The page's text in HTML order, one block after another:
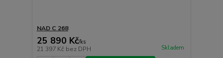
NAD C 268
25 890 Kč/ks
21 397 Kč bez DPH Skladem